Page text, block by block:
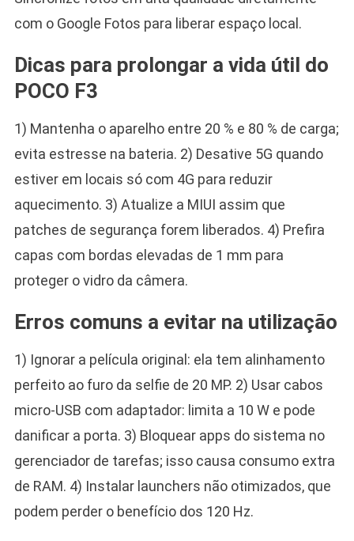
com o Google Fotos para liberar espaço local.
Dicas para prolongar a vida útil do
POCO F3
1) Mantenha o aparelho entre 20 % e 80 % de carga;
evita estresse na bateria. 2) Desative 5G quando
estiver em locais só com 4G para reduzir
aquecimento. 3) Atualize a MIUI assim que
patches de segurança forem liberados. 4) Prefira
capas com bordas elevadas de 1 mm para
proteger o vidro da câmera.
Erros comuns a evitar na utilização
1) Ignorar a película original: ela tem alinhamento
perfeito ao furo da selfie de 20 MP. 2) Usar cabos
micro-USB com adaptador: limita a 10 W e pode
danificar a porta. 3) Bloquear apps do sistema no
gerenciador de tarefas; isso causa consumo extra
de RAM. 4) Instalar launchers não otimizados, que
podem perder o benefício dos 120 Hz.